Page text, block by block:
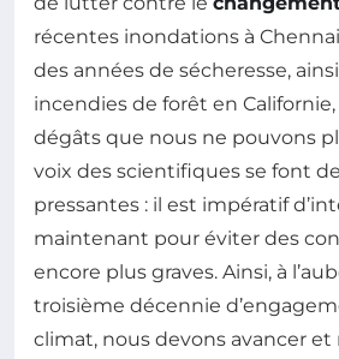
récentes inondations à
des années de sécheresse,
incendies de forêt en
dégâts que nous ne pouvons
voix des scientifiques se font
pressantes : il est impératif
maintenant pour éviter des
encore plus graves. Ainsi, à
troisième décennie
climat, nous devons avancer et